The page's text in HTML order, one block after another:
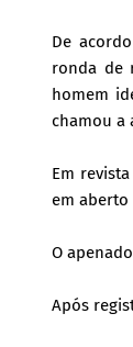
De
ronda de
homem
chamou a
Em
em aberto
O
Após